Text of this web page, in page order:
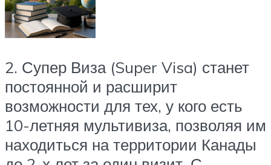
2. Супер Виза (Super Visa) станет
постоянной и расширит
возможности для тех, у кого есть
10-летняя мультивиза, позволяя им
находиться на территории Канады